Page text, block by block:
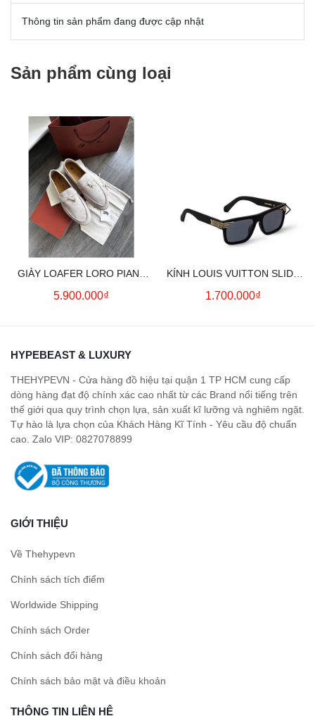
Thông tin sản phẩm đang được cập nhật
Sản phẩm cùng loại
GIÀY LOAFER LORO PIANA
SUMMER CHARMS (CREAM)
5.900.000₫
KÍNH LOUIS VUITTON SLIDE
SQUARE SUNGLASSES
1.700.000₫
HYPEBEAST & LUXURY
THEHYPEVN - Cửa hàng đồ hiệu tại quận 1 TP HCM cung cấp
dòng hàng đạt độ chính xác cao nhất từ các Brand nổi tiếng trên
thế giới qua quy trình chọn lựa, sản xuất kĩ lưỡng và nghiêm ngặt.
Tự hào là lựa chọn của Khách Hàng Kĩ Tính - Yêu cầu độ chuẩn
cao. Zalo VIP: 0827078899
GIỚI THIỆU
Về Thehypevn
Chính sách tích điểm
Worldwide Shipping
Chính sách Order
Chính sách đổi hàng
Chính sách bảo mật và điều khoản
THÔNG TIN LIÊN HỆ